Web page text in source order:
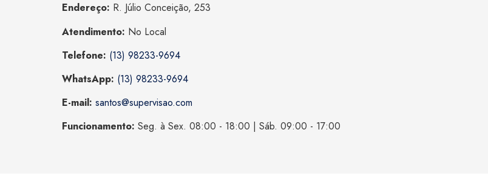
Endereço: R. Júlio Conceição, 253
Atendimento: No Local
Telefone: (13) 98233-9694
WhatsApp: (13) 98233-9694
E-mail: santos@supervisao.com
Funcionamento: Seg. à Sex. 08:00 - 18:00 | Sáb. 09:00 - 17:00